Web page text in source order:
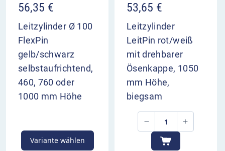
56,35 €
Leitzylinder Ø 100
FlexPin
gelb/schwarz
selbstaufrichtend,
460, 760 oder
1000 mm Höhe
Variante wählen
53,65 €
Leitzylinder
LeitPin rot/weiß
mit drehbarer
Ösenkappe, 1050
mm Höhe,
biegsam